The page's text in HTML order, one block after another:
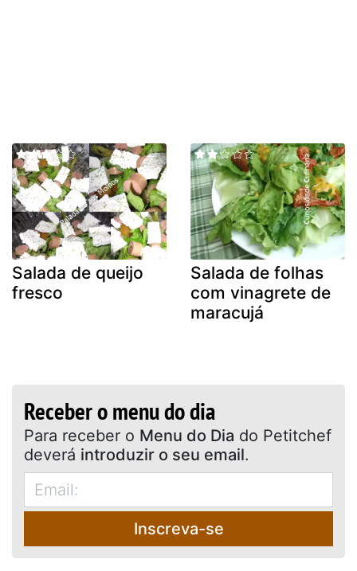
Salada de queijo
fresco
Salada de folhas
com vinagrete de
maracujá
Receber o menu do dia
Para receber o Menu do Dia do Petitchef
deverá introduzir o seu email.
Inscreva-se